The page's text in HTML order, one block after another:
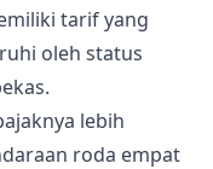
tarif yang
oleh status
lebih
roda empat